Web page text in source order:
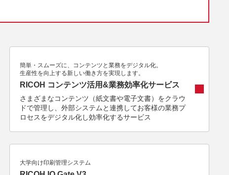
簡単・スムーズに、コンテンツと業務をデジタル化。
生産性を向上する新しい働き方を実現します。
RICOH コンテンツ活用&業務効率化サービス
さまざまなコンテンツ（紙文書や電子文書）をクラウ
ドで管理し、外部システムと連携してお客様の業務プ
ロセスをデジタル化し効率化するサービス
大学向け印刷管理システム